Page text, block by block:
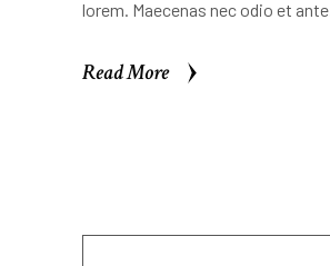
lorem. Maecenas nec odio et ante.
Read More